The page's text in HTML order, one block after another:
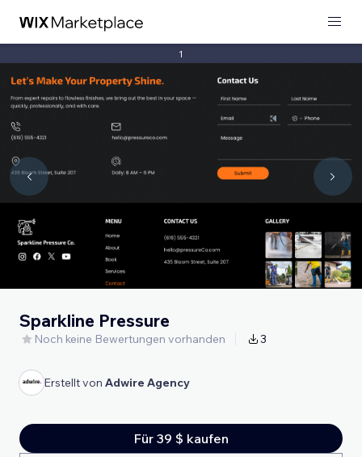
1
Sparkline Pressure
Noch keine Bewertungen vorhanden 3
Erstellt von Adwire Agency
Für 39 $ kaufen